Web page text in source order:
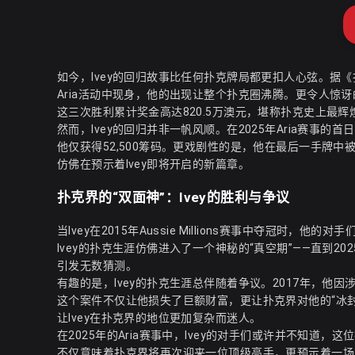
如今，Ivey的回归故事比任何扑克牌局都更扣人心弦。据
Aria活动中现身，他的出现让整个扑克圈沸腾。更令人惊
这三次胜利累计奖金高达820.5万澳元，堪称扑克史上最辉
然而，Ivey的回归并非一帆风顺。在2025年Aria赛事的首
他仅获得52,500筹码。更戏剧性的是，他在最后一手牌中
仿佛在预示着Ivey即将开启的新篇章。
扑克界的“双面神”：Ivey的胜利与争议
当Ivey在2015年Aussie Millions赛事中夺冠时，他的对手
Ivey的扑克生涯仿佛进入了一个神秘的“真空期”——直到
引发无数猜测。
有趣的是，Ivey的扑克生涯总伴随着争议。2017年，他因
这个案件不仅让他损失了巨额财富，更让扑克界对他的“
让Ivey在扑克界的地位更加复杂而迷人。
在2025年的Aria赛事中，Ivey的对手们或许并不知道，这